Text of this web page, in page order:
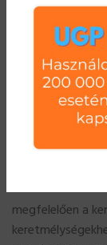
Keret
megfelelően a